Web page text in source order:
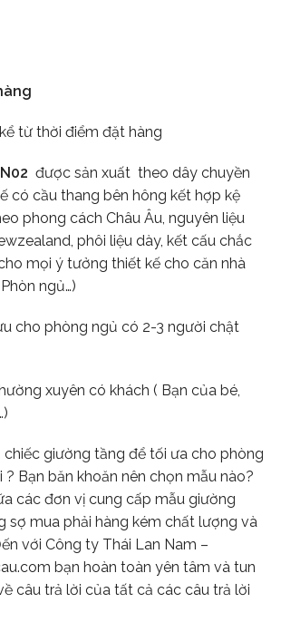
từ thời điểm đặt hàng
được sản xuất theo dây chuyền
có cầu thang bên hông kết hợp kệ
phong cách Châu Âu, nguyên liệu
phôi liệu dày, kết cấu chắc
mọi ý tưởng thiết kế cho căn nhà
ngủ…)
cho phòng ngủ có 2-3 người chật
xuyên có khách ( Bạn của bé,
chiếc giường tầng để tối ưa cho phòng
Bạn băn khoăn nên chọn mẫu nào?
các đơn vị cung cấp mẫu giường
sợ mua phải hàng kém chất lượng và
với Công ty Thái Lan Nam –
bạn hoàn toàn yên tâm và tun
câu trả lời của tất cả các câu trả lời